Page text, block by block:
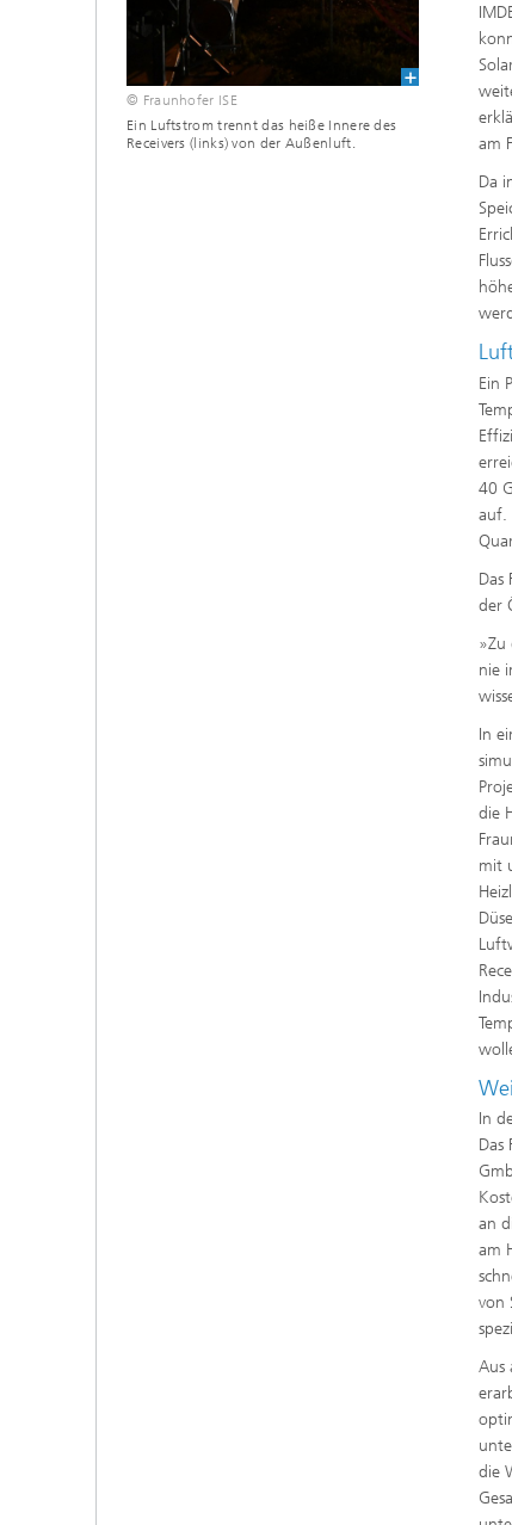
© Fraunhofer ISE
Ein Luftstrom trennt das heiße Innere des
Receivers (links) von der Außenluft.
am
Da
Ein
40
auf.
Das
der
»Zu
nie
In
die
mit
In
Das
an
am
von
Aus
die